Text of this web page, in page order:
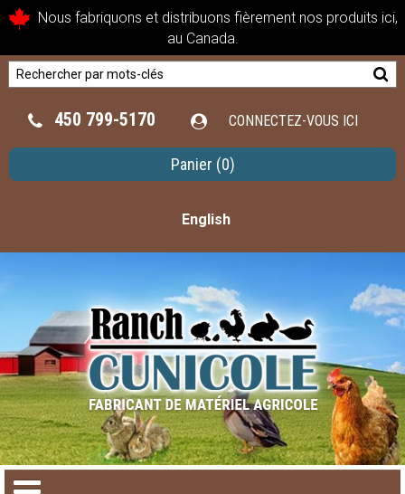
Nous fabriquons et distribuons fièrement nos produits ici,
au Canada.
450 799-5170 CONNECTEZ-VOUS ICI
Panier (0)
English